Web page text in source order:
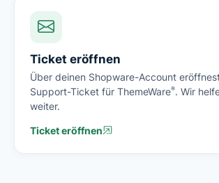
Ticket eröffnen
Über deinen Shopware-Account
Support-Ticket für ThemeWare®. Wir
weiter.
Ticket eröffnen